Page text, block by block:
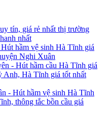
tín, giá rẻ nhất thị trường
nhất
hầm vệ sinh Hà Tĩnh giá
Nghi Xuân
- Hút hầm cầu Hà Tĩnh giá
Anh, Hà Tĩnh giá tốt nhất
- Hút hầm vệ sinh Hà Tĩnh
thông tắc bồn cầu giá